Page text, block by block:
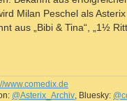
Milan Peschel als
aus „Bibi & Tina“, „1½
www.comedix.de
@Asterix_Archiv, Bluesky: